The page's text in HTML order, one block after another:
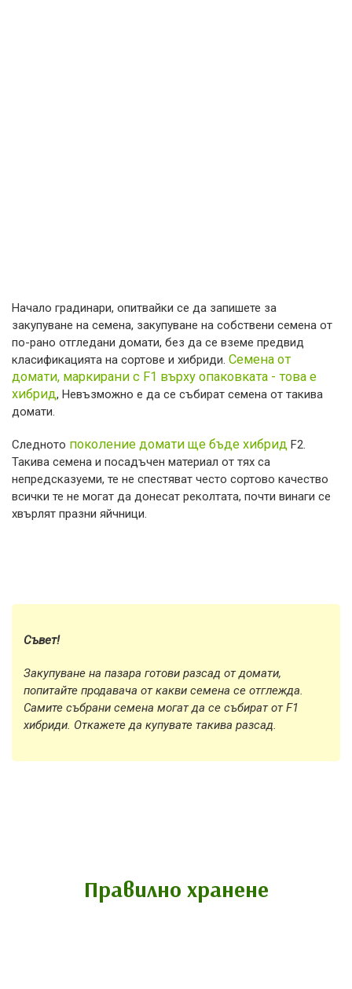
Начало градинари, опитвайки се да запишете за
закупуване на семена, закупуване на собствени семена от
по-рано отгледани домати, без да се вземе предвид
класификацията на сортове и хибриди. Семена от
домати, маркирани с F1 върху опаковката - това е
хибрид, Невъзможно е да се събират семена от такива
домати.
Следното поколение домати ще бъде хибрид F2.
Такива семена и посадъчен материал от тях са
непредсказуеми, те не спестяват често сортово качество
всички те не могат да донесат реколтата, почти винаги се
хвърлят празни яйчници.
Съвет!
Закупуване на пазара готови разсад от домати,
попитайте продавача от какви семена се отглежда.
Самите събрани семена могат да се събират от F1
хибриди. Откажете да купувате такива разсад.
Правилно хранене